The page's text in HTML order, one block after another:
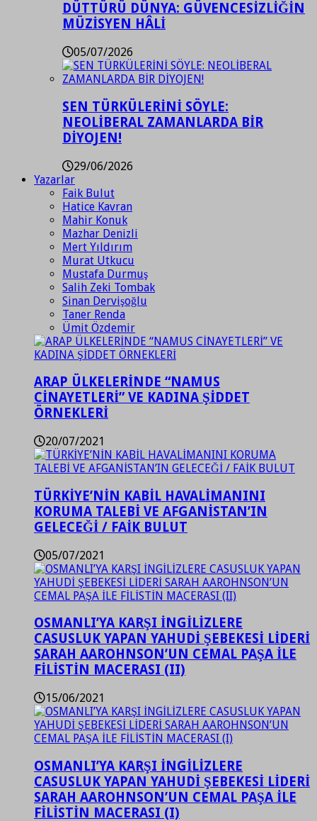
DÜTTÜRÜ DÜNYA: GÜVENCESİZLİĞİN
MÜZİSYEN HÂLİ
05/07/2026
SEN TÜRKÜLERİNİ SÖYLE:
NEOLİBERAL ZAMANLARDA BİR
DİYOJEN!
29/06/2026
Yazarlar
Faik Bulut
Hatice Kavran
Mahir Konuk
Mazhar Denizli
Mert Yıldırım
Murat Utkucu
Mustafa Durmuş
Salih Zeki Tombak
Sinan Dervişoğlu
Taner Renda
Ümit Özdemir
ARAP ÜLKELERİNDE “NAMUS
CİNAYETLERİ” VE KADINA ŞİDDET
ÖRNEKLERİ
20/07/2021
TÜRKİYE’NİN KABİL HAVALİMANINI
KORUMA TALEBİ VE AFGANİSTAN’IN
GELECEĞİ / FAİK BULUT
05/07/2021
OSMANLI’YA KARŞI İNGİLİZLERE
CASUSLUK YAPAN YAHUDİ ŞEBEKESİ LİDERİ
SARAH AAROHNSON’UN CEMAL PAŞA İLE
FİLİSTİN MACERASI (II)
15/06/2021
OSMANLI’YA KARŞI İNGİLİZLERE
CASUSLUK YAPAN YAHUDİ ŞEBEKESİ LİDERİ
SARAH AAROHNSON’UN CEMAL PAŞA İLE
FİLİSTİN MACERASI (I)